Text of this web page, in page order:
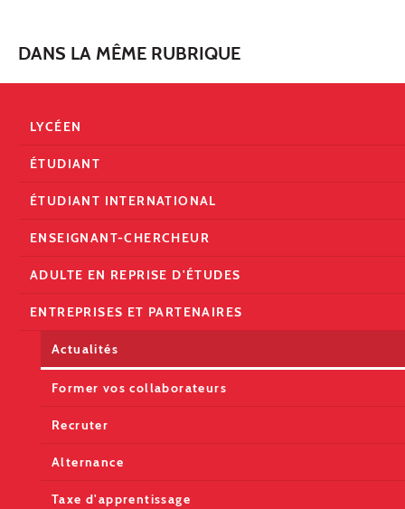
DANS LA MÊME RUBRIQUE
LYCÉEN
ÉTUDIANT
ÉTUDIANT INTERNATIONAL
ENSEIGNANT-CHERCHEUR
ADULTE EN REPRISE D'ÉTUDES
ENTREPRISES ET PARTENAIRES
Actualités
Former vos collaborateurs
Recruter
Alternance
Taxe d'apprentissage